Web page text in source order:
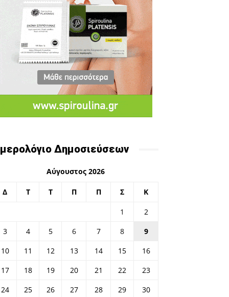
Δημοσιεύσεων
Αύγουστος 2026
Δ Τ Τ Π Π Σ Κ
1
2
3
4 5 6 7 8
9
10
11 12 13 14 15
16
17
18 19 20 21 22
23
24
25 26 27 28 29 30